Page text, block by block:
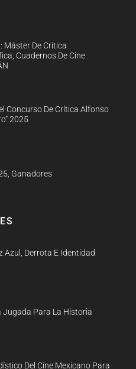
Máster De Crítica
Cuadernos De Cine
Concurso De Crítica Alfonso
2025
Ganadores
Azul, Derrota E Identidad
Jugada Para La Historia
Del Cine Mexicano Para